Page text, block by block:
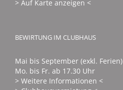
> Auf Karte anzeigen <
BEWIRTUNG IM CLUBHAUS
Mai bis September (exkl. Ferien)
Mo. bis Fr. ab 17.30 Uhr
> Weitere Informationen <